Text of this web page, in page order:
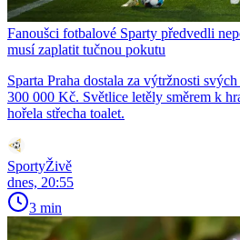
Fanoušci fotbalové Sparty předvedli
musí zaplatit tučnou pokutu
Sparta Praha dostala za výtržnosti
300 000 Kč. Světlice letěly směrem k
hořela střecha toalet.
SportyŽivě
dnes, 20:55
3 min